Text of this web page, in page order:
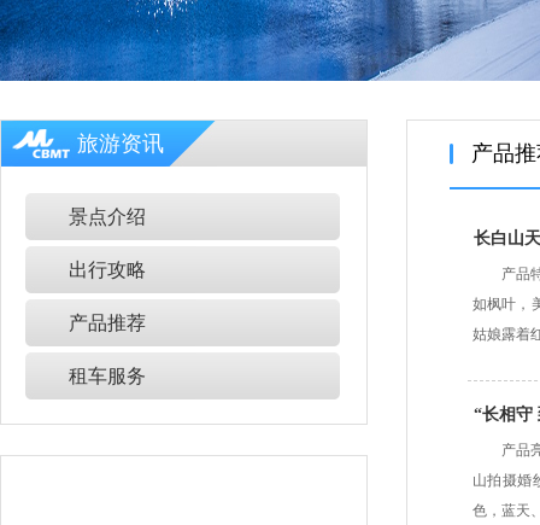
旅游资讯
景点介绍
出行攻略
产品推荐
租车服务
产品
长白山
产品
如枫叶，
姑娘露着
“长相守
产品
山拍摄婚
色，蓝天